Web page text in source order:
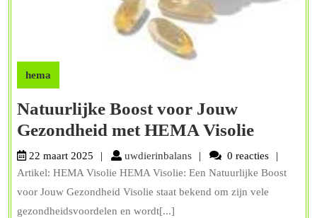
hema
Natuurlijke Boost voor Jouw
Gezondheid met HEMA Visolie
Boost
voor
Jouw
22 maart 2025 uwdierinbalansuwdierinbalans
0 reacties
Artikel: HEMA Visolie HEMA Visolie: Een Natuurlijke Boost
voor Jouw Gezondheid Visolie staat bekend om zijn vele
gezondheidsvoordelen en wordt[...]